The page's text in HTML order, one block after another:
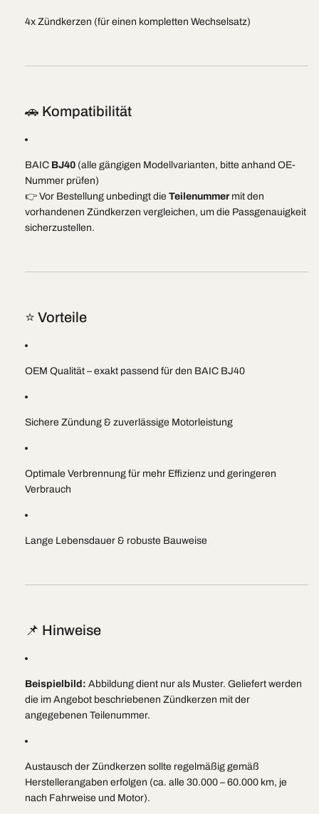
4x Zündkerzen (für einen kompletten Wechselsatz)
🚗 Kompatibilität
BAIC BJ40 (alle gängigen Modellvarianten, bitte anhand OE-
Nummer prüfen)
👉 Vor Bestellung unbedingt die Teilenummermit den
vorhandenen Zündkerzen vergleichen, um die Passgenauigkeit
sicherzustellen.
⭐ Vorteile
OEM Qualität – exakt passend für den BAIC BJ40
Sichere Zündung & zuverlässige Motorleistung
Optimale Verbrennung für mehr Effizienz und geringeren
Verbrauch
Lange Lebensdauer & robuste Bauweise
📌 Hinweise
Beispielbild: Abbildung dient nur als Muster. Geliefert werden
die im Angebot beschriebenen Zündkerzen mit der
angegebenen Teilenummer.
Austausch der Zündkerzen sollte regelmäßig gemäß
Herstellerangaben erfolgen (ca. alle 30.000 – 60.000 km, je
nach Fahrweise und Motor).